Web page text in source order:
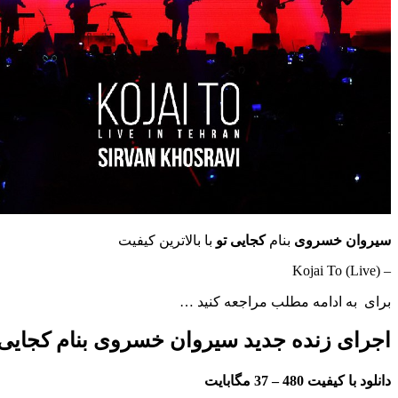
سیروان خسروی بنامکجایی تو با بالاترین کیفیت
– Kojai To (Live)
برای به ادامه مطلب مراجعه کنید …
اجرای زنده جدید سیروان خسروی بنام
دانلود با کیفیت 480 – 37 مگابایت